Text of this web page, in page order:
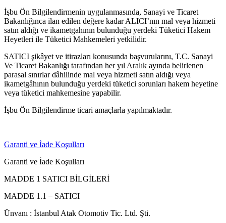
İşbu Ön Bilgilendirmenin uygulanmasında, Sanayi ve Ticaret
Bakanlığınca ilan edilen değere kadar ALICI’nın mal veya hizmeti
satın aldığı ve ikametgahının bulunduğu yerdeki Tüketici Hakem
Heyetleri ile Tüketici Mahkemeleri yetkilidir.
SATICI şikâyet ve itirazları konusunda başvurularını, T.C. Sanayi
Ve Ticaret Bakanlığı tarafından her yıl Aralık ayında belirlenen
parasal sınırlar dâhilinde mal veya hizmeti satın aldığı veya
ikametgâhının bulunduğu yerdeki tüketici sorunları hakem heyetine
veya tüketici mahkemesine yapabilir.
İşbu Ön Bilgilendirme ticari amaçlarla yapılmaktadır.
Garanti ve İade Koşulları
Garanti ve İade Koşulları
MADDE 1 SATICI BİLGİLERİ
MADDE 1.1 – SATICI
Ünvanı : İstanbul Atak Otomotiv Tic. Ltd. Şti.